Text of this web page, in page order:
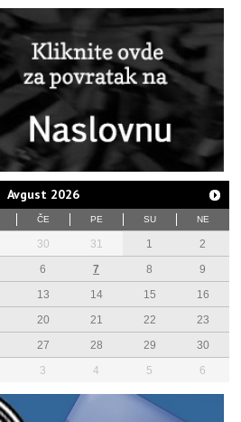
Avgust 2026
ČE PE SU NE
30 31 1
2
6 7 8
9
13 14 15
16
20 21 22
23
27 28 29
30
3 4 5 6